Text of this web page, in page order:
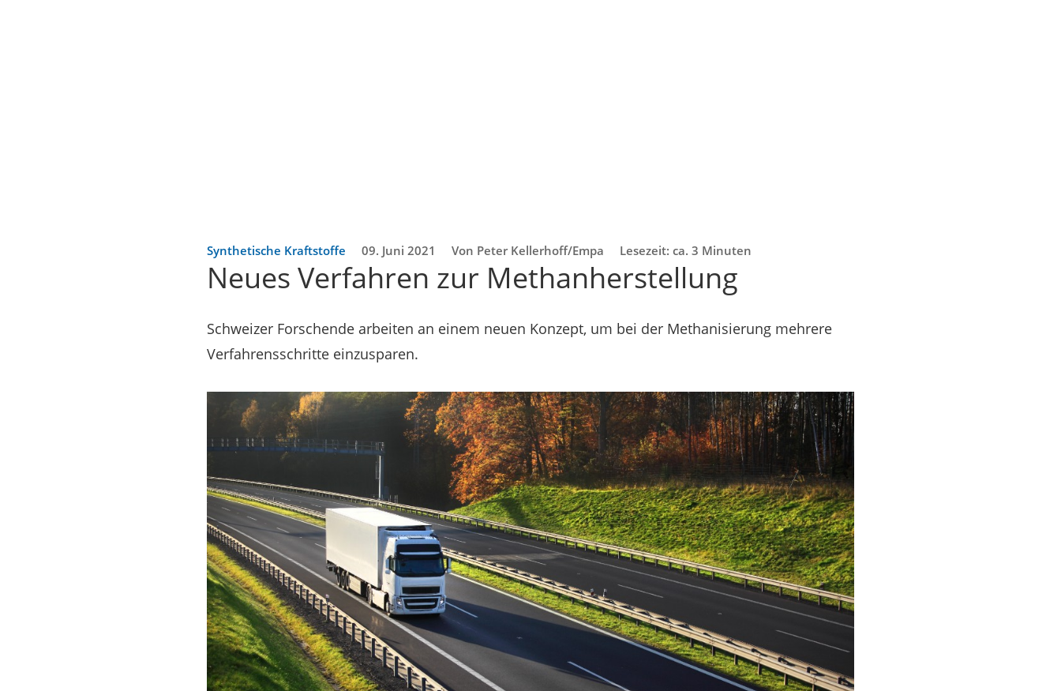
Synthetische Kraftstoffe 09. Juni 2021 Von Peter Kellerhoff/Empa Lesezeit: ca. 3 Minuten
Neues Verfahren zur Methanherstellung
Schweizer Forschende arbeiten an einem neuen Konzept, um bei der Methanisierung mehrere
Verfahrensschritte einzusparen.